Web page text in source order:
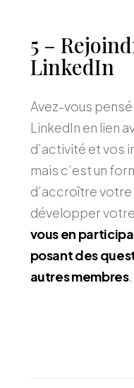
5 –
LinkedIn
Avez-vous
LinkedIn en lien
d’activité et vos
mais c’est un
d’accroître
développer
vous en
posant des
autres membres.